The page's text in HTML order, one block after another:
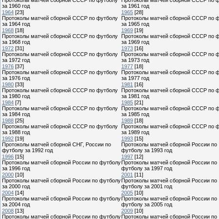
за 1960 год
за 1961 год
1964 [23]
Протоколы матчей сборной СССР по футболу
за 1964 год
1965 [28]
Протоколы матчей сборной СССР по
за 1965 год
1968 [18]
Протоколы матчей сборной СССР по футболу
за 1968 год
1969 [19]
Протоколы матчей сборной СССР по
за 1969 год
1972 [31]
Протоколы матчей сборной СССР по футболу
за 1972 год
1973 [16]
Протоколы матчей сборной СССР по
за 1973 год
1976 [37]
Протоколы матчей сборной СССР по футболу
за 1976 год
1977 [18]
Протоколы матчей сборной СССР по
за 1977 год
1980 [33]
Протоколы матчей сборной СССР по футболу
за 1980 год
1981 [16]
Протоколы матчей сборной СССР по
за 1981 год
1984 [7]
Протоколы матчей сборной СССР по футболу
за 1984 год
1985 [21]
Протоколы матчей сборной СССР по
за 1985 год
1988 [25]
Протоколы матчей сборной СССР по футболу
за 1988 год
1989 [18]
Протоколы матчей сборной СССР по
за 1989 год
1992 [19]
Протоколы матчей сборной СНГ, России по
футболу за 1992 год
1993 [15]
Протоколы матчей сборной России по
футболу за 1993 год
1996 [15]
Протоколы матчей сборной России по футболу
за 1996 год
1997 [12]
Протоколы матчей сборной России по
футболу за 1997 год
2000 [10]
Протоколы матчей сборной России по футболу
за 2000 год
2001 [11]
Протоколы матчей сборной России по
футболу за 2001 год
2004 [14]
Протоколы матчей сборной России по футболу
за 2004 год
2005 [10]
Протоколы матчей сборной России по
футболу за 2005 год
2008 [13]
Протоколы матчей сборной России по футболу
2009 [10]
Протоколы матчей сборной России по